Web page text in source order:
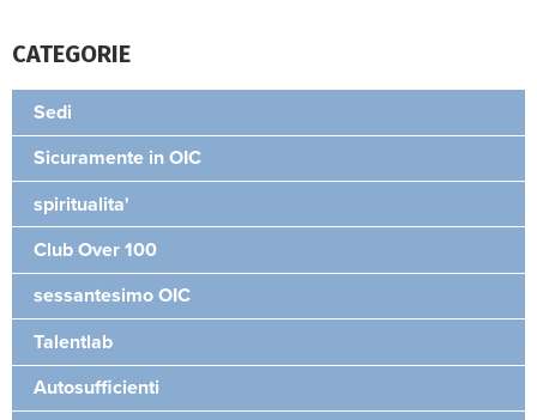
CATEGORIE
Sedi
Sicuramente in OIC
spiritualita'
Club Over 100
sessantesimo OIC
Talentlab
Autosufficienti